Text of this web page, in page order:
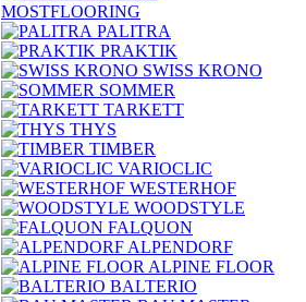
MOSTFLOORING
PALITRA
PRAKTIK
SWISS KRONO
SOMMER
TARKETT
THYS
TIMBER
VARIOCLIC
WESTERHOF
WOODSTYLE
FALQUON
ALPENDORF
ALPINE FLOOR
BALTERIO